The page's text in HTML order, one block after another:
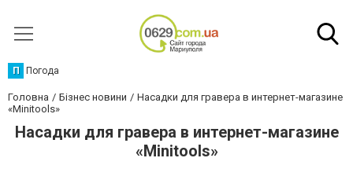
П Погода
Головна Бізнес новини
Насадки для гравера в интернет-магазине
«Мinitools»
Насадки для гравера в интернет-магазине
«Мinitools»